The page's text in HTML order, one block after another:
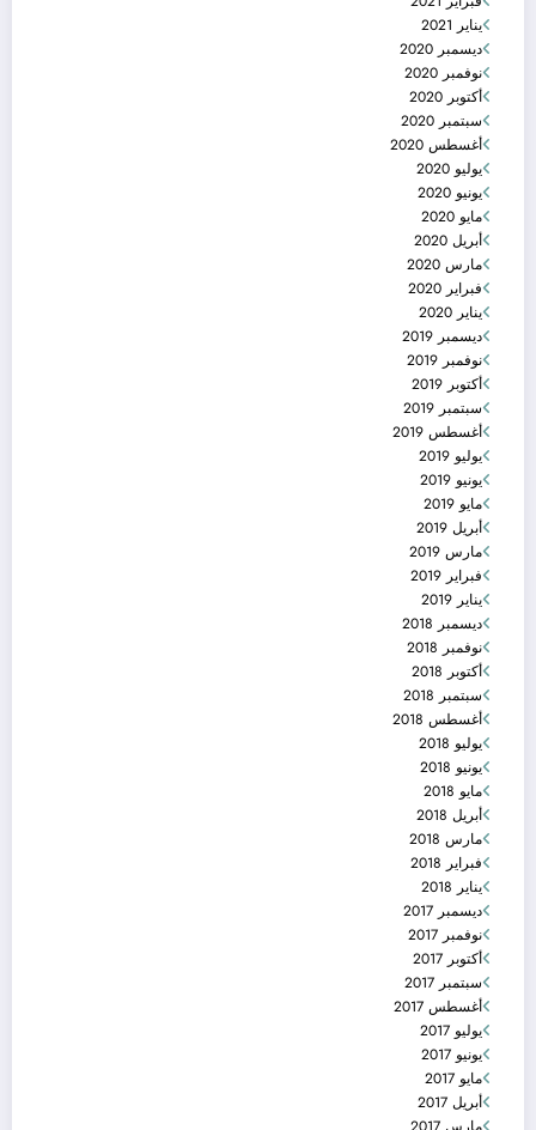
يناير 2021
ديسمبر 2020
نوفمبر 2020
أكتوبر 2020
سبتمبر 2020
أغسطس 2020
يوليو 2020
يونيو 2020
مايو 2020
أبريل 2020
مارس 2020
فبراير 2020
يناير 2020
ديسمبر 2019
نوفمبر 2019
أكتوبر 2019
سبتمبر 2019
أغسطس 2019
يوليو 2019
يونيو 2019
مايو 2019
أبريل 2019
مارس 2019
فبراير 2019
يناير 2019
ديسمبر 2018
نوفمبر 2018
أكتوبر 2018
سبتمبر 2018
أغسطس 2018
يوليو 2018
يونيو 2018
مايو 2018
أبريل 2018
مارس 2018
فبراير 2018
يناير 2018
ديسمبر 2017
نوفمبر 2017
أكتوبر 2017
سبتمبر 2017
أغسطس 2017
يوليو 2017
يونيو 2017
مايو 2017
أبريل 2017